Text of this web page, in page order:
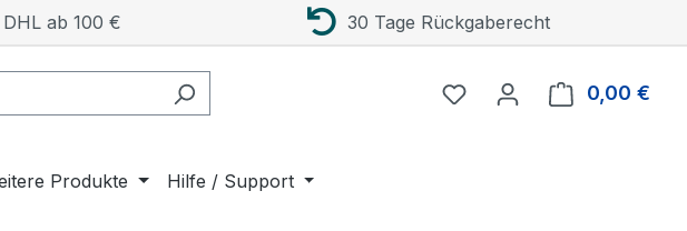
ab 100 € 30 Tage Rückgaberecht
0,00 €
Produkte Hilfe / Support